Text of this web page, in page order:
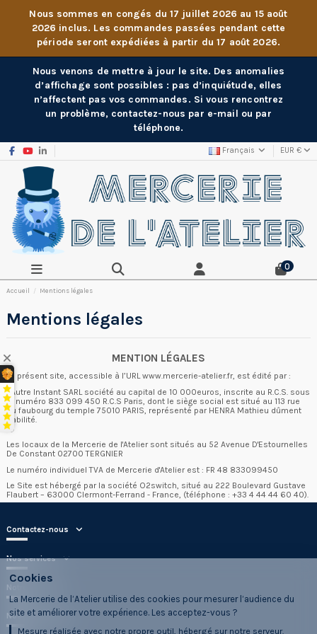
Nous sommes en congés du 17 juillet 2026 au 15 août
2026 inclus. Les commandes passées pendant cette
période seront expédiées à partir du 17 août 2026.
Nous venons de mettre à jour le site. Des anomalies
d’affichage sont possibles : pas d’inquiétude, elles
n’affectent pas vos commandes. Si vous rencontrez
un problème, contactez-nous par e-mail ou par
téléphone.
Français EUR €
0
Accueil Mentions légales
Mentions légales
MENTION LÉGALES
Le présent site, accessible à l’URL www.mercerie-atelier.fr, est édité par :
L'Autre Instant SARL société au capital de 10 000euros, inscrite au R.C.S. sous
le numéro 833 099 450 R.C.S Paris, dont le siège social est situé au 113 rue
du faubourg du temple 75010 PARIS, représenté par HENRA Mathieu dûment
habilité.
Les locaux de la Mercerie de l'Atelier sont situés au 52 Avenue D'Estournelles
De Constant 02700 TERGNIER
Le numéro individuel TVA de Mercerie d'Atelier est : FR 48 833099450
Le Site est hébergé par la société O2switch, situé au 222 Boulevard Gustave
Flaubert – 63000 Clermont-Ferrand - France, (téléphone : +33 4 44 44 60 40).
Contactez-nous
Nos services
Notre société
Nos Partenaires
Cookies
La Mercerie de l’Atelier utilise des cookies pour mesurer l’audience du
site et améliorer votre expérience. Les acceptez-vous ?
Mesure réalisée avec notre propre outil, hébergé sur notre serveur.